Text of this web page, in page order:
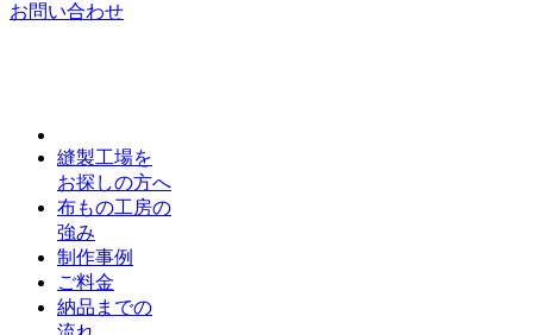
お問い合わせ
縫製工場を
お探しの方へ
布もの工房の
強み
制作事例
ご料金
納品までの